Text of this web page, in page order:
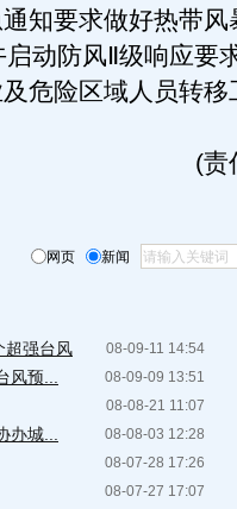
知要求做好热带风
动防风Ⅱ级响应要
危险区域人员转
(责
网页 新闻
08-09-11 14:54
超强台风
08-09-09 13:51
预...
08-08-21 11:07
08-08-03 12:28
城...
08-07-28 17:26
08-07-27 17:07